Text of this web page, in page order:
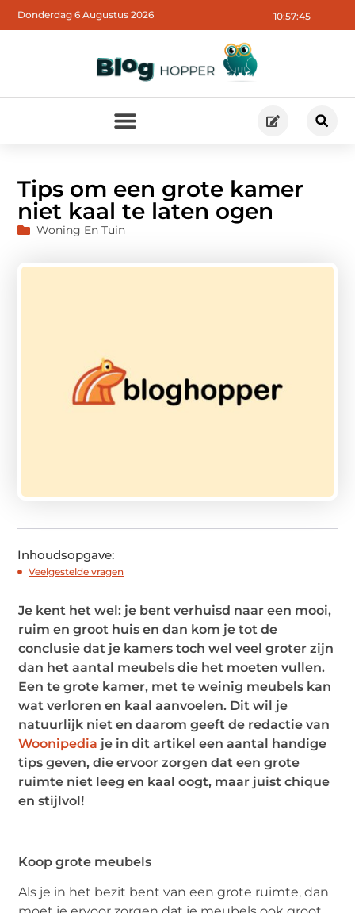
10:57:47
Donderdag 6 Augustus 2026
Tips om een grote kamer
niet kaal te laten ogen
Woning En Tuin
Inhoudsopgave:
Veelgestelde vragen
Je kent het wel: je bent verhuisd naar een mooi,
ruim en groot huis en dan kom je tot de
conclusie dat je kamers toch wel veel groter zijn
dan het aantal meubels die het moeten vullen.
Een te grote kamer, met te weinig meubels kan
wat verloren en kaal aanvoelen. Dit wil je
natuurlijk niet en daarom geeft de redactie van
Woonipedia je in dit artikel een aantal handige
tips geven, die ervoor zorgen dat een grote
ruimte niet leeg en kaal oogt, maar juist chique
en stijlvol!
Koop grote meubels
Als je in het bezit bent van een grote ruimte, dan